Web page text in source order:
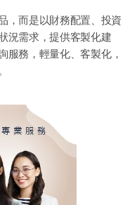
，而是以財務配置、投資
況需求，提供客製化建
服務，輕量化、客製化，